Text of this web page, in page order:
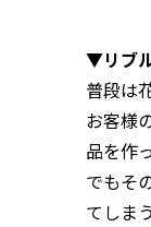
▼リブ
普段は
お客様
品を作
でもそ
てしま